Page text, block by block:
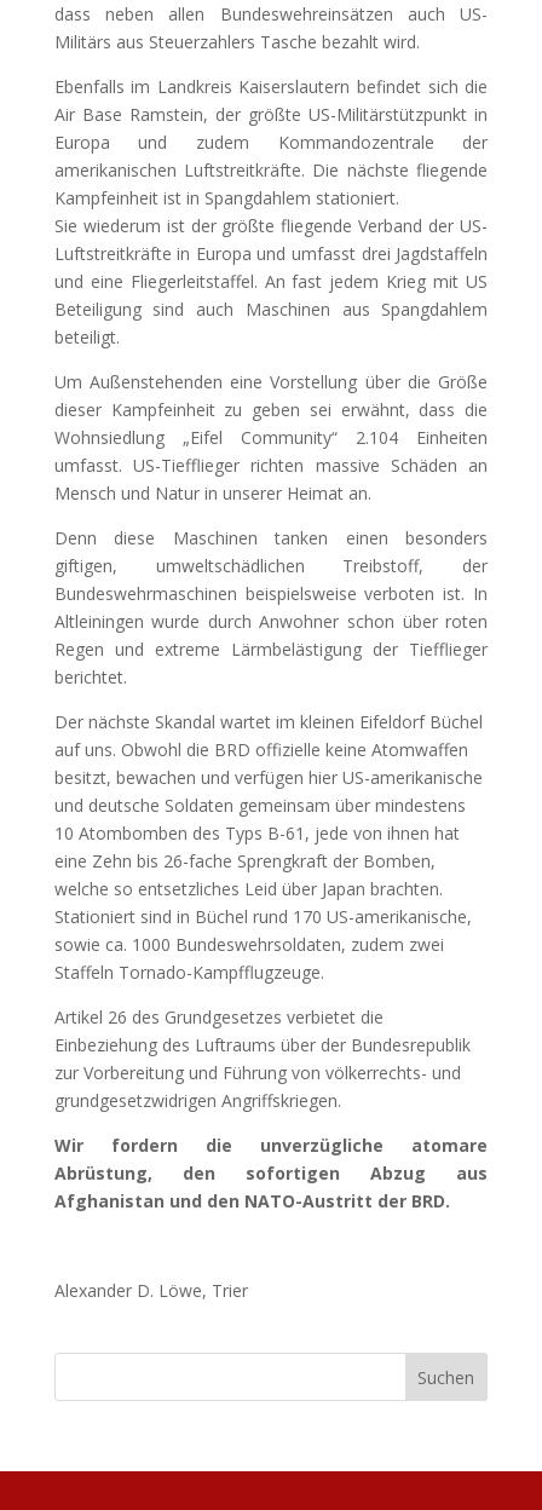
dass neben allen Bundeswehreinsätzen auch US-
Militärs aus Steuerzahlers Tasche bezahlt wird.
Ebenfalls im Landkreis Kaiserslautern befindet sich die
Air Base Ramstein, der größte US-Militärstützpunkt in
Europa und zudem Kommandozentrale der
amerikanischen Luftstreitkräfte. Die nächste fliegende
Kampfeinheit ist in Spangdahlem stationiert.
Sie wiederum ist der größte fliegende Verband der US-
Luftstreitkräfte in Europa und umfasst drei Jagdstaffeln
und eine Fliegerleitstaffel. An fast jedem Krieg mit US
Beteiligung sind auch Maschinen aus Spangdahlem
beteiligt.
Um Außenstehenden eine Vorstellung über die Größe
dieser Kampfeinheit zu geben sei erwähnt, dass die
Wohnsiedlung „Eifel Community“ 2.104 Einheiten
umfasst. US-Tiefflieger richten massive Schäden an
Mensch und Natur in unserer Heimat an.
Denn diese Maschinen tanken einen besonders
giftigen, umweltschädlichen Treibstoff, der
Bundeswehrmaschinen beispielsweise verboten ist. In
Altleiningen wurde durch Anwohner schon über roten
Regen und extreme Lärmbelästigung der Tiefflieger
berichtet.
Der nächste Skandal wartet im kleinen Eifeldorf Büchel
auf uns. Obwohl die BRD offizielle keine Atomwaffen
besitzt, bewachen und verfügen hier US-amerikanische
und deutsche Soldaten gemeinsam über mindestens
10 Atombomben des Typs B-61, jede von ihnen hat
eine Zehn bis 26-fache Sprengkraft der Bomben,
welche so entsetzliches Leid über Japan brachten.
Stationiert sind in Büchel rund 170 US-amerikanische,
sowie ca. 1000 Bundeswehrsoldaten, zudem zwei
Staffeln Tornado-Kampfflugzeuge.
Artikel 26 des Grundgesetzes verbietet die
Einbeziehung des Luftraums über der Bundesrepublik
zur Vorbereitung und Führung von völkerrechts- und
grundgesetzwidrigen Angriffskriegen.
Wir fordern die unverzügliche atomare
Abrüstung, den sofortigen Abzug aus
Afghanistan und den NATO-Austritt der BRD.
Alexander D. Löwe, Trier